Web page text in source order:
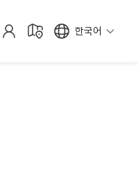
한국어